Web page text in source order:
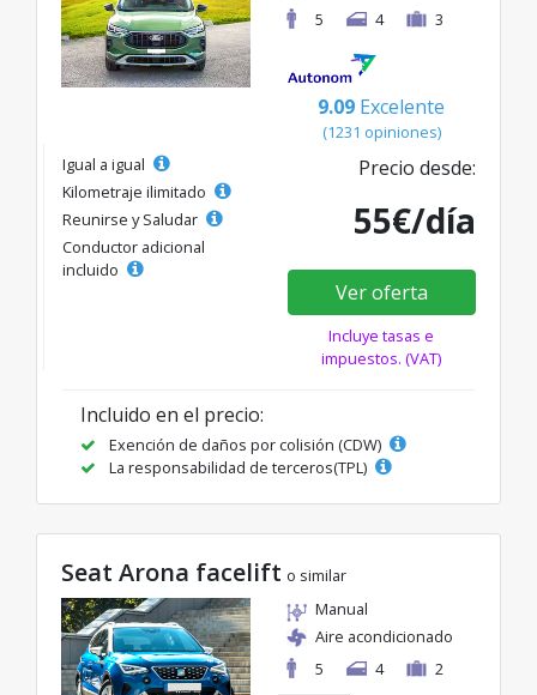
5
4 3
9.09 Excelente
(1231 opiniones)
Igual a igual
Kilometraje ilimitado
Reunirse y Saludar
Conductor adicional
incluido
Precio desde:
55€/día
Ver oferta
Incluye tasas e
impuestos. (VAT)
Incluido en el precio:
Exención de daños por colisión (CDW)
La responsabilidad de terceros(TPL)
Seat Arona facelift o similar
Manual
Aire acondicionado
5
4 2